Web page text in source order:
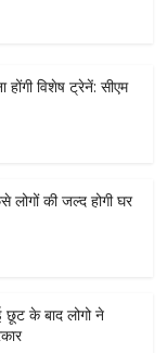
विशेष ट्रेनें: सीएम
लोगों की जल्द होगी घर
छूट के बाद लोगो ने